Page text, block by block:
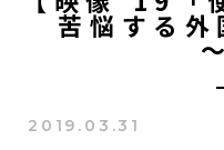
苦悩する外
2019.03.31